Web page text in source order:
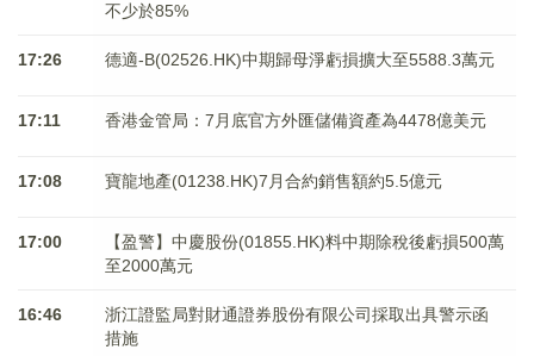
不少於85%
17:26 德適-B(02526.HK)中期歸母淨虧損擴大至5588.3萬元
17:11 香港金管局：7月底官方外匯儲備資產為4478億美元
17:08 寶龍地產(01238.HK)7月合約銷售額約5.5億元
17:00
【盈警】中慶股份(01855.HK)料中期除稅後虧損500萬
至2000萬元
16:46
浙江證監局對財通證券股份有限公司採取出具警示函
措施